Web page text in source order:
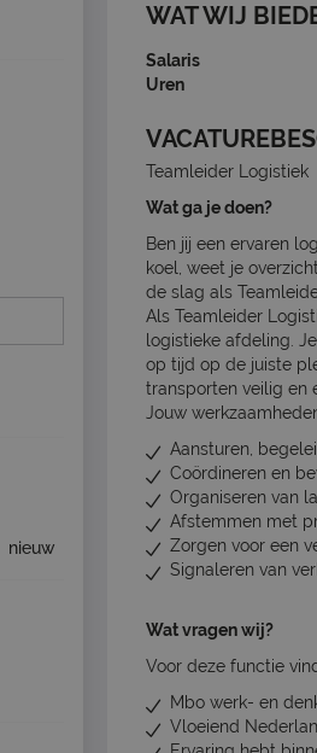
nieuw
WAT WIJ
Salaris
Uren
Teamleider Logistiek
Wat ga je doen?
Ben jij een ervaren
koel, weet je
de slag als
Als Teamleider
logistieke afdeling.
op tijd op de juiste
transporten veilig en
Jouw
Aansturen,
Coördineren en
Organiseren van
Afstemmen met
Zorgen voor een
Signaleren van
Wat vragen wij?
Voor deze functie
Mbo werk- en
Vloeiend